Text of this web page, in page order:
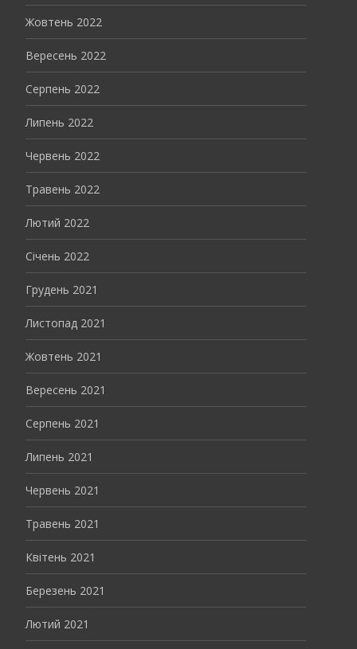
Жовтень 2022
Вересень 2022
Серпень 2022
Липень 2022
Червень 2022
Травень 2022
Лютий 2022
Січень 2022
Грудень 2021
Листопад 2021
Жовтень 2021
Вересень 2021
Серпень 2021
Липень 2021
Червень 2021
Травень 2021
Квітень 2021
Березень 2021
Лютий 2021